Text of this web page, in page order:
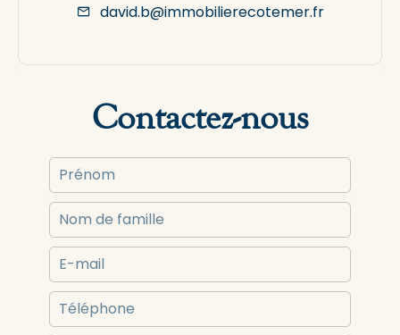
david.b@immobilierecotemer.fr
Contactez-nous